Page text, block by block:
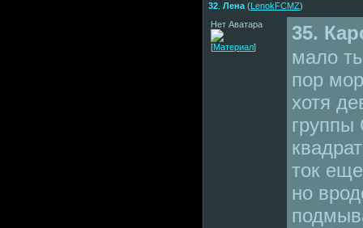
32 Лена ( LenokFCMZ)
Нет Аватара
[Материал]
35.
мало
пор
хотя
ток
но